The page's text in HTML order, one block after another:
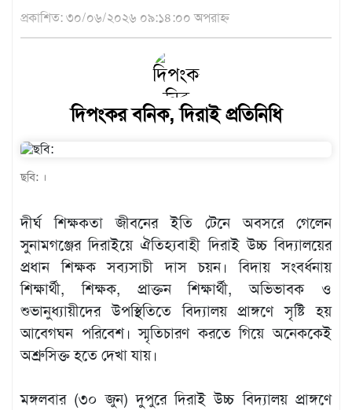
আন্তর্জাতিক
প্রবাস
খেলাধুলা
অর্থনীতি
মতামত
অন্যান্য
লাইফস্টাইল
প্রকাশিত: ৩০/০৬/২০২৬ ০৯:১৪:০০ অপরাহ্ন
দিপংকর বনিক, দিরাই প্রতিনিধি
ছবি: ।
দীর্ঘ শিক্ষকতা জীবনের ইতি টেনে অবসরে গেলেন
সুনামগঞ্জের দিরাইয়ে ঐতিহ্যবাহী দিরাই উচ্চ বিদ্যালয়ের
প্রধান শিক্ষক সব্যসাচী দাস চয়ন। বিদায় সংবর্ধনায়
শিক্ষার্থী, শিক্ষক, প্রাক্তন শিক্ষার্থী, অভিভাবক ও
শুভানুধ্যায়ীদের উপস্থিতিতে বিদ্যালয় প্রাঙ্গণে সৃষ্টি হয়
আবেগঘন পরিবেশ। স্মৃতিচারণ করতে গিয়ে অনেককেই
অশ্রুসিক্ত হতে দেখা যায়।
মঙ্গলবার (৩০ জুন) দুপুরে দিরাই উচ্চ বিদ্যালয় প্রাঙ্গণে